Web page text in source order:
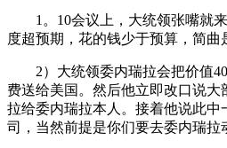
1。10会议上，大统领张嘴就来
度超预期，花的钱少于预算，简曲
2）大统领委内瑞拉会把价值40
费送给美国。然后他立即改口说
拉给委内瑞拉本人。接着他说此
司，当然前提是你们要去委内瑞拉